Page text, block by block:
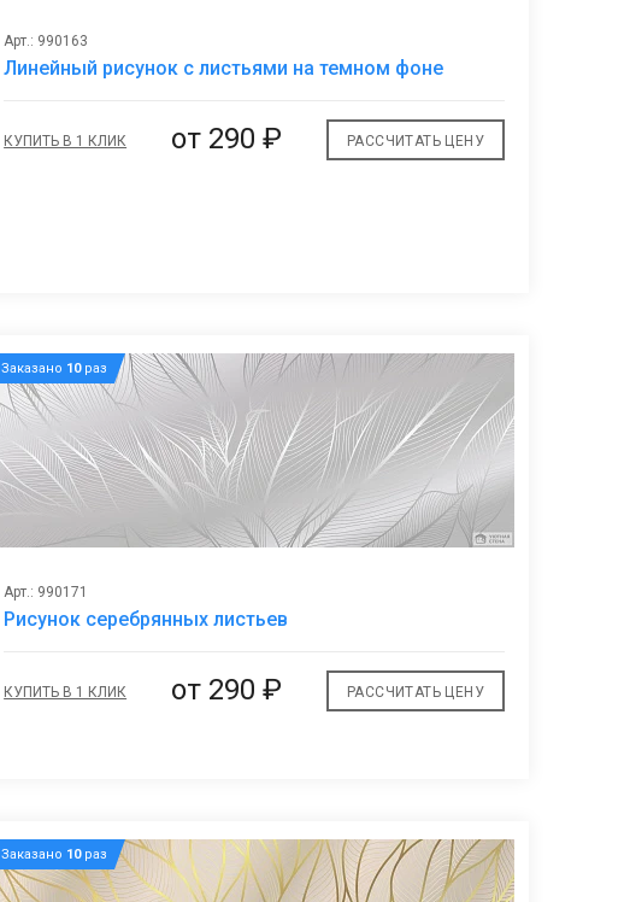
Арт.: 990163
Линейный рисунок с листьями на темном фоне
КУПИТЬ В 1 КЛИК от 290 ₽ РАССЧИТАТЬ ЦЕНУ
Заказано 10раз
Арт.: 990171
Рисунок серебрянных листьев
КУПИТЬ В 1 КЛИК от 290 ₽ РАССЧИТАТЬ ЦЕНУ
Заказано 10раз